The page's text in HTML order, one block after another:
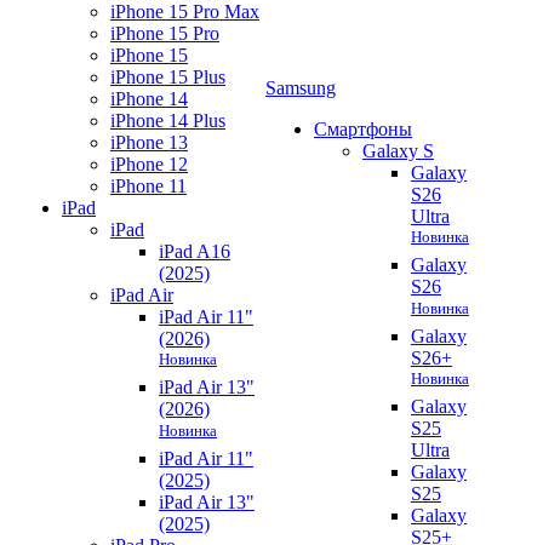
iPhone 15 Pro Max
iPhone 15 Pro
iPhone 15
iPhone 15 Plus
iPhone 14
iPhone 14 Plus
iPhone 13
iPhone 12
iPhone 11
iPad
iPad
iPad A16
(2025)
iPad Air
iPad Air 11"
(2026)
Новинка
iPad Air 13"
(2026)
Новинка
iPad Air 11"
(2025)
iPad Air 13"
(2025)
Samsung
Смартфоны
Galaxy S
Galaxy
S26
Ultra
Новинка
Galaxy
S26
Новинка
Galaxy
S26+
Новинка
Galaxy
S25
Ultra
Galaxy
S25
Galaxy
S25+